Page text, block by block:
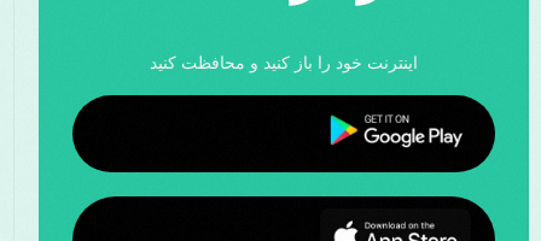
اینترنت خود را باز کنید و محافظت کنید